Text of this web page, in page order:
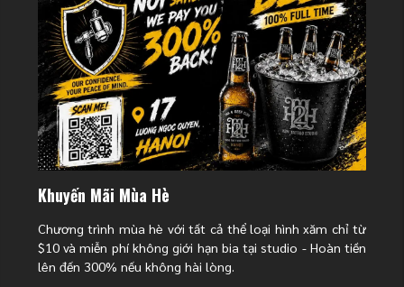
Hình xăm rồng trên sóng biển
Khuyến Mãi Mùa Hè
Chương trình mùa hè với tất cả thể loại hình xăm chỉ từ
$10 và miễn phí không giới hạn bia tại studio - Hoàn tiền
lên đến 300% nếu không hài lòng.